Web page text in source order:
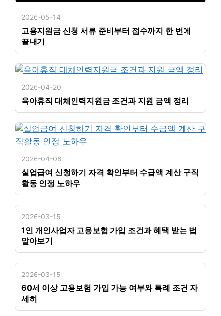
2026-05-14
고용지원금 신청 서류 준비부터 접수까지 한 번에
끝내기
2026-04-20
육아휴직 대체인력지원금 조건과 지원 금액 정리
2026-04-08
실업급여 신청하기 자격 확인부터 수급액 계산 구직
활동 인정 노하우
2026-03-15
1인 개인사업자 고용보험 가입 조건과 혜택 받는 법
알아보기
2026-03-15
60세 이상 고용보험 가입 가능 여부와 특례 조건 자
세히